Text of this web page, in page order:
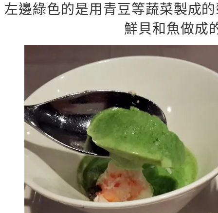
左邊綠色的是用青豆等蔬菜製成
鮮貝和魚做成